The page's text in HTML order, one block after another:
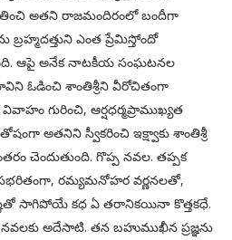
అతని రాజమందిరంలో బందీగా
బ్రహ్మదత్తుని ఎంత ప్రేమిస్తోందో
ఆపై అనేక నాటకీయ సంఘటనల
ఓడించి శాంతిశ్రీని వీరోచితంగా
గురించి, ఆర్షధర్మప్రాముఖ్యత
అతనిని స్వీకరించి ఇక్ష్వాకు శాంతిశ్రీ
చెందుతుంది. గొప్ప నవల. తప్పక
రమ్యమనోహర వర్ణనలతో,
సాగిపోయే కధ ఏ తరానికయినా కొత్తకధే.
అదేసాటి. తన బహుముఖీన ప్రజ్ఞను